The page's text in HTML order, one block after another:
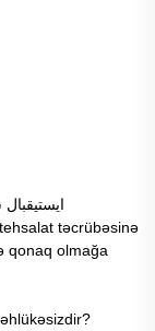
1.
təcrübəsinə
qonaq olmağa